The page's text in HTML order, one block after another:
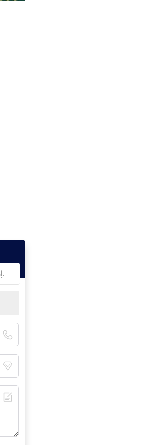
إذا كنت مهتمًا بمنتجاتنا وتريد معرفة المزيد من التفاصيل، فيرجى ترك رسالة هنا، وسنقوم بالرد عليك في أقرب وقت ممكن.